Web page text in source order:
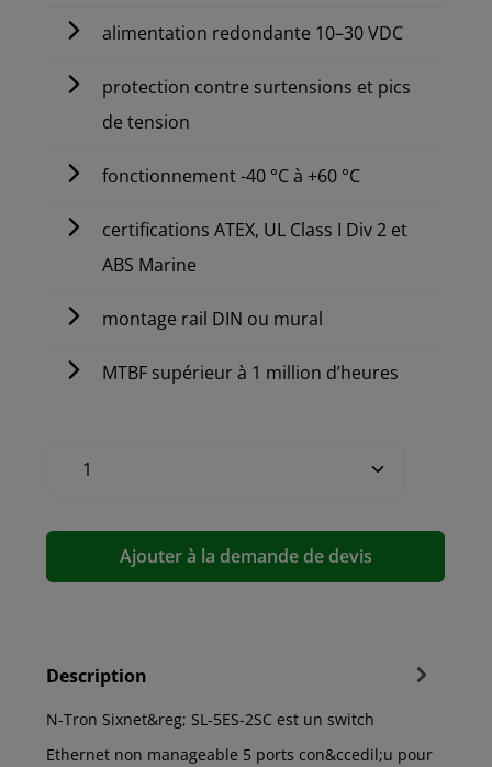
alimentation redondante 10–30 VDC
protection contre surtensions et pics
de tension
fonctionnement -40 °C à +60 °C
certifications ATEX, UL Class I Div 2 et
ABS Marine
montage rail DIN ou mural
MTBF supérieur à 1 million d’heures
Ajouter à la demande de devis
Description
N-Tron Sixnet&reg; SL-5ES-2SC est un switch
Ethernet non manageable 5 ports con&ccedil;u pour